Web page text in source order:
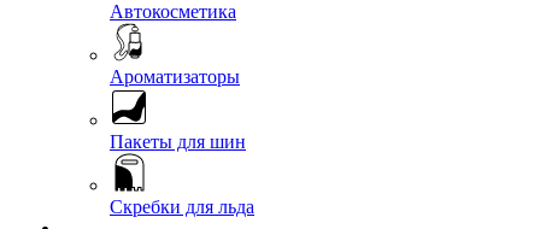
Автокосметика
Ароматизаторы
Пакеты для шин
Скребки для льда